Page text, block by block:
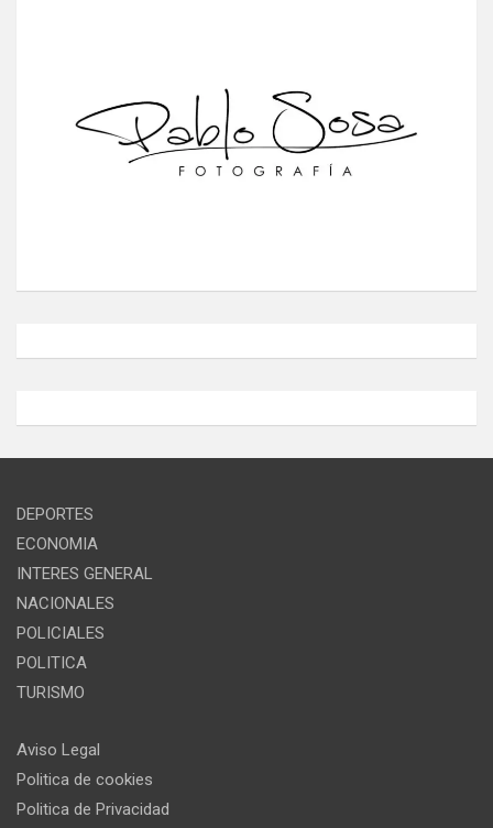
DEPORTES
ECONOMIA
INTERES GENERAL
NACIONALES
POLICIALES
POLITICA
TURISMO
Aviso Legal
Politica de cookies
Politica de Privacidad